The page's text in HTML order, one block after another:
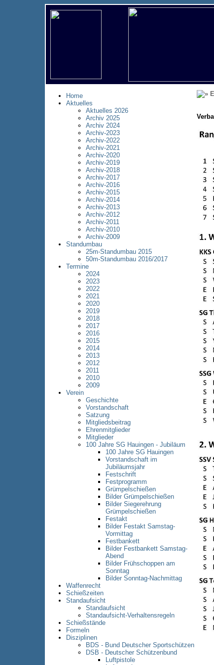
Home
Aktuelles
Aktuelles 2026
Archiv 2025
Archiv 2024
Archiv-2023
Archiv-2022
Archiv-2021
Archiv-2020
Archiv-2019
Archiv-2018
Archiv-2017
Archiv-2016
Archiv-2015
Archiv-2014
Archiv-2013
Archiv-2012
Archiv-2011
Archiv-2010
Archiv-2009
Standumbau
25m-Standumbau 2015
50m-Standumbau 2016/2017
Termine
2024
2023
2022
2021
2020
2019
2018
2017
2016
2015
2014
2013
2012
2011
2010
2009
Verein
Geschichte
Vorstandschaft
Satzung
Mitgliedsbeitrag
Ehrenmitglieder
Mitglieder
100 Jahre SG Hauingen - Jubiläum
100 Jahre SG Hauingen
Vorstandschaft im
Jubiläumsjahr
Festschrift
Festprogramm
Grümpelschießen
Bilder Grümpelschießen
Bilder Siegerehrung
Grümpelschießen
Festakt
Bilder Festakt Samstag-
Vormittag
Festbankett
Bilder Festbankett Samstag-
Abend
Bilder Frühschoppen am
Sonntag
Bilder Sonntag-Nachmittag
Waffenrecht
Schießzeiten
Standaufsicht
Standaufsicht
Standaufsicht-Verhaltensregeln
Schießstände
Formeln
Disziplinen
BDS - Bund Deutscher Sportschützen
DSB - Deutscher Schützenbund
Luftpistole